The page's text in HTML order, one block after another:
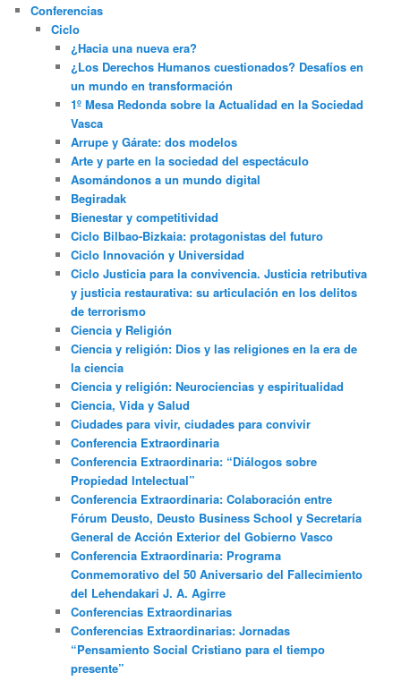
Conferencias
Ciclo
¿Hacia una nueva era?
¿Los Derechos Humanos cuestionados? Desafíos en
un mundo en transformación
1º Mesa Redonda sobre la Actualidad en la Sociedad
Vasca
Arrupe y Gárate: dos modelos
Arte y parte en la sociedad del espectáculo
Asomándonos a un mundo digital
Begiradak
Bienestar y competitividad
Ciclo Bilbao-Bizkaia: protagonistas del futuro
Ciclo Innovación y Universidad
Ciclo Justicia para la convivencia. Justicia retributiva
y justicia restaurativa: su articulación en los delitos
de terrorismo
Ciencia y Religión
Ciencia y religión: Dios y las religiones en la era de
la ciencia
Ciencia y religión: Neurociencias y espiritualidad
Ciencia, Vida y Salud
Ciudades para vivir, ciudades para convivir
Conferencia Extraordinaria
Conferencia Extraordinaria: “Diálogos sobre
Propiedad Intelectual”
Conferencia Extraordinaria: Colaboración entre
Fórum Deusto, Deusto Business School y Secretaría
General de Acción Exterior del Gobierno Vasco
Conferencia Extraordinaria: Programa
Conmemorativo del 50 Aniversario del Fallecimiento
del Lehendakari J. A. Agirre
Conferencias Extraordinarias
Conferencias Extraordinarias: Jornadas
“Pensamiento Social Cristiano para el tiempo
presente”